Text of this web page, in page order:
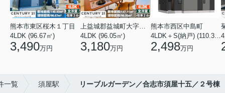
熊本市東区桜木１丁目
4LDK (96.67㎡)
3,490万円
上益城郡益城町大字広崎
4LDK (96.05㎡)
3,180万円
熊本市西区中島町
4LDK＋S(納戸) (110.37㎡)
2,498万円
一覧 須屋駅 リーブルガーデン／合志市須屋十五／２号棟